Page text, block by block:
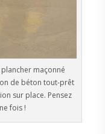
maçonné
de béton tout-prêt
sur place. Pensez
fois !